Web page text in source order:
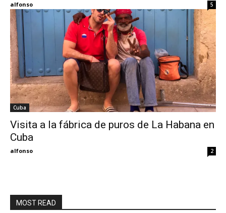
alfonso 5
Cuba
Visita a la fábrica de puros de La Habana en
Cuba
alfonso 2
MOST READ